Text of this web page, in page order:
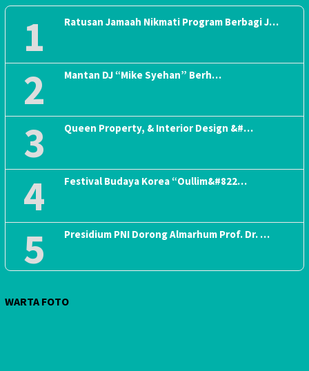
1 Ratusan Jamaah Nikmati Program Berbagi J…
2 Mantan DJ “Mike Syehan” Berh…
3 Queen Property, & Interior Design &#…
4 Festival Budaya Korea “Oullim&#822…
5 Presidium PNI Dorong Almarhum Prof. Dr. …
WARTA FOTO